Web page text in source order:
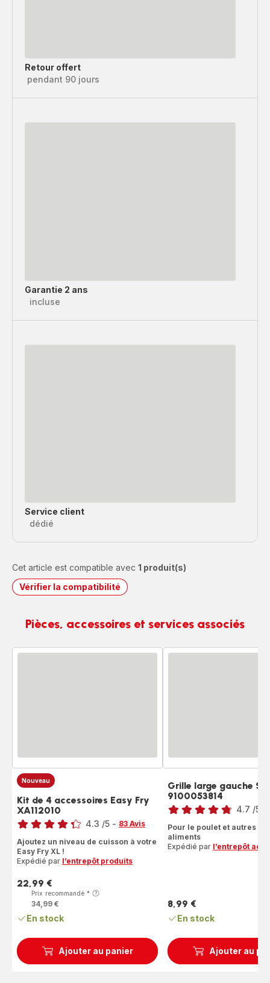
Retour offert
pendant 90 jours
Garantie 2 ans
incluse
Service client
dédié
Cet article est compatible avec 1 produit(s)
Vérifier la compatibilité
Pièces, accessoires et services associés
Ajouter au panier
Nouveau
Kit de 4 accessoires Easy Fry
XA112010
Note
4.3 /5 - 83 Avis
Ajoutez un niveau de cuisson à votre
Easy Fry XL !
Expédié par l’entrepôt produits
Prix
22,99 €
Prix recommandé *
34,99 €
En stock
Ajouter au
Grille large gauche
9100053814
Note
4.7 /5
Pour le poulet et autres
aliments
Expédié par l’entrepôt
Prix
8,99 €
En stock